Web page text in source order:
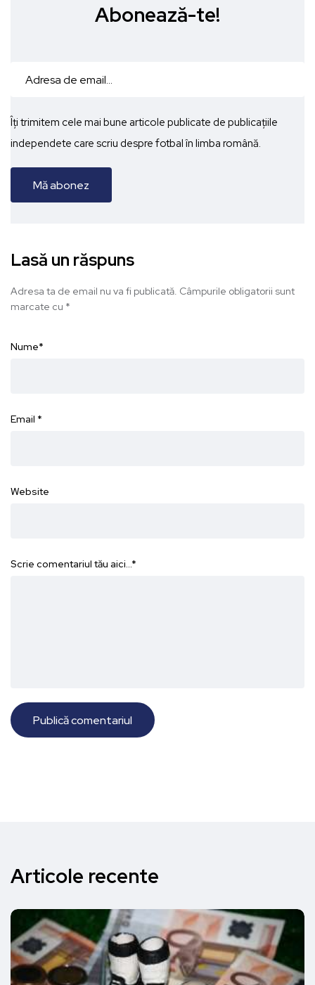
Abonează-te!
Îți trimitem cele mai bune articole publicate de publicațiile
independete care scriu despre fotbal în limba română.
Lasă un răspuns
Adresa ta de email nu va fi publicată. Câmpurile obligatorii sunt
marcate cu *
Nume*
Email *
Website
Scrie comentariul tău aici...*
Articole recente